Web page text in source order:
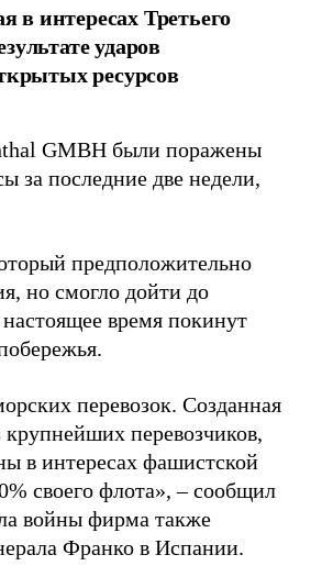
интересах Третьего
ударов
ресурсов
GMBH были поражены
за последние две недели,
предположительно
но смогло дойти до
время покинут
перевозок. Созданная
перевозчиков,
в интересах фашистской
своего флота», – сообщил
войны фирма также
Франко в Испании.